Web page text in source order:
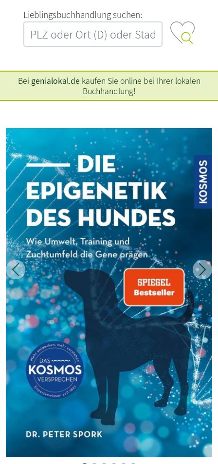
L‍i‍e‍b‍l‍i‍n‍g‍s‍b‍u‍c‍h‍h‍a‍n‍d‍l‍u‍n‍g‍ ‍s‍u‍c‍h‍e‍n‍:‍
Bei genialokal.de kaufen Sie online bei Ihrer lokalen
Buchhandlung!
Zurück